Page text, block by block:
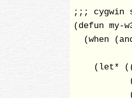
;;; cygwin
(defun my-
(when
(let*